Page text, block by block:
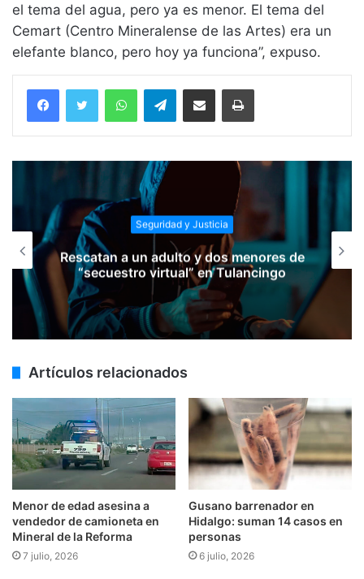
el tema del agua, pero ya es menor. El tema del
Cemart (Centro Mineralense de las Artes) era un
elefante blanco, pero hoy ya funciona”, expuso.
WhatsAppTelegramCompartir vía email Imprimir
Seguridad y Justicia
Rescatan a un adulto y dos menores de
“secuestro virtual” en Tulancingo
Artículos relacionados
Menor de edad asesina a
vendedor de camioneta en
Mineral de la Reforma
7 julio, 2026
Gusano barrenador en
Hidalgo: suman 14 casos en
personas
6 julio, 2026